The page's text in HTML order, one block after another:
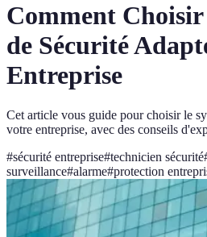
Comment Choisir
de Sécurité
Entreprise
Cet article vous guide pour choisir le
votre entreprise, avec des conseils
#sécurité entreprise#technicien sécurité
surveillance#alarme#protection